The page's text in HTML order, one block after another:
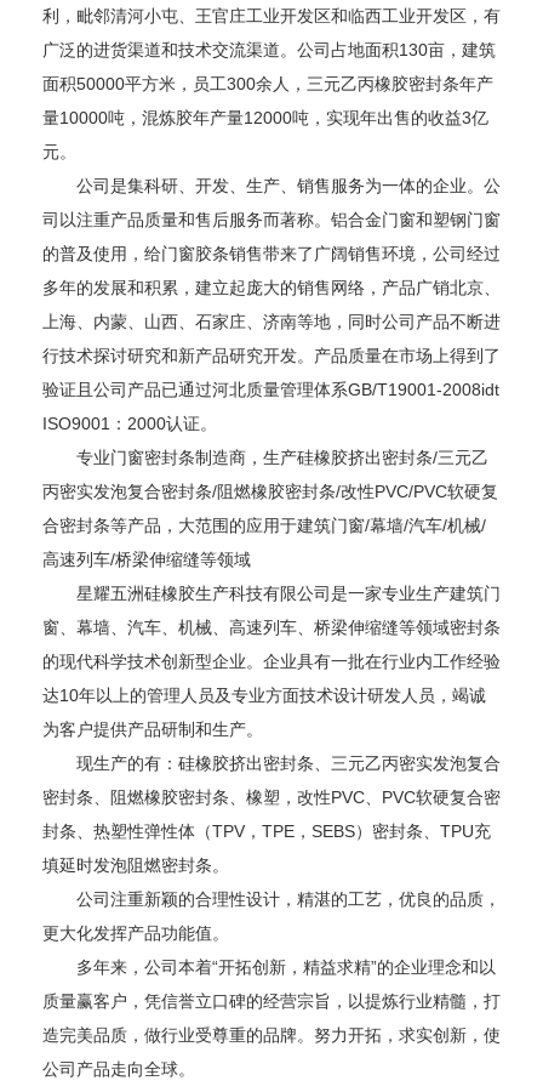
利，毗邻清河小屯、王官庄工业开发区和临西工业开发区，有
广泛的进货渠道和技术交流渠道。公司占地面积130亩，建筑
面积50000平方米，员工300余人，三元乙丙橡胶密封条年产
量10000吨，混炼胶年产量12000吨，实现年出售的收益3亿
元。
公司是集科研、开发、生产、销售服务为一体的企业。公
司以注重产品质量和售后服务而著称。铝合金门窗和塑钢门窗
的普及使用，给门窗胶条销售带来了广阔销售环境，公司经过
多年的发展和积累，建立起庞大的销售网络，产品广销北京、
上海、内蒙、山西、石家庄、济南等地，同时公司产品不断进
行技术探讨研究和新产品研究开发。产品质量在市场上得到了
验证且公司产品已通过河北质量管理体系GB/T19001-2008idt
ISO9001：2000认证。
专业门窗密封条制造商，生产硅橡胶挤出密封条/三元乙
丙密实发泡复合密封条/阻燃橡胶密封条/改性PVC/PVC软硬复
合密封条等产品，大范围的应用于建筑门窗/幕墙/汽车/机械/
高速列车/桥梁伸缩缝等领域
星耀五洲硅橡胶生产科技有限公司是一家专业生产建筑门
窗、幕墙、汽车、机械、高速列车、桥梁伸缩缝等领域密封条
的现代科学技术创新型企业。企业具有一批在行业内工作经验
达10年以上的管理人员及专业方面技术设计研发人员，竭诚
为客户提供产品研制和生产。
现生产的有：硅橡胶挤出密封条、三元乙丙密实发泡复合
密封条、阻燃橡胶密封条、橡塑，改性PVC、PVC软硬复合密
封条、热塑性弹性体（TPV，TPE，SEBS）密封条、TPU充
填延时发泡阻燃密封条。
公司注重新颖的合理性设计，精湛的工艺，优良的品质，
更大化发挥产品功能值。
多年来，公司本着“开拓创新，精益求精”的企业理念和以
质量赢客户，凭信誉立口碑的经营宗旨，以提炼行业精髓，打
造完美品质，做行业受尊重的品牌。努力开拓，求实创新，使
公司产品走向全球。